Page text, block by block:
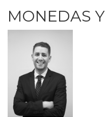
MONEDAS